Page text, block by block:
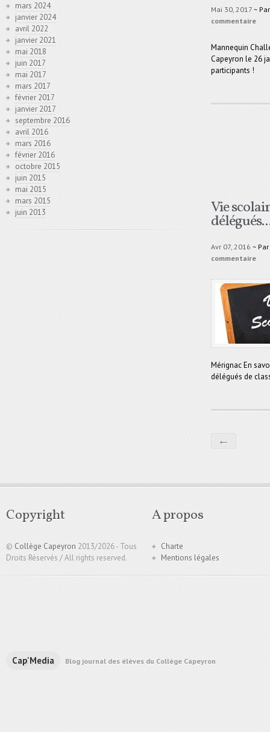
Mai 30, 2017 ~
commentaire
Mannequin
Capeyron le 26
participants !
Vie
Avr 07, 2016 ~ Par
commentaire
Mérignac En
délégués de
←
mars 2024
janvier 2024
avril 2022
janvier 2021
mai 2018
juin 2017
mai 2017
mars 2017
février 2017
janvier 2017
septembre 2016
avril 2016
mars 2016
février 2016
octobre 2015
juin 2015
mai 2015
mars 2015
juin 2013
Copyright
© Collège Capeyron 2013/2026 - Tous
Droits Réservés / All rights reserved.
A propos
Charte
Mentions légales
Cap'Media Blog journal des élèves du Collège Capeyron